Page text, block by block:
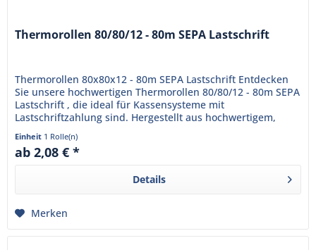
Thermorollen 80/80/12 - 80m SEPA Lastschrift
Thermorollen 80x80x12 - 80m SEPA Lastschrift Entdecken
Sie unsere hochwertigen Thermorollen 80/80/12 - 80m SEPA
Lastschrift , die ideal für Kassensysteme mit
Lastschriftzahlung sind. Hergestellt aus hochwertigem,
BPA-freiem...
Einheit 1 Rolle(n)
ab 2,08 € *
Details
Merken